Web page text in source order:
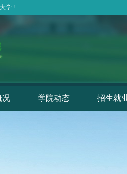
学 !
况 学院动态 招生就